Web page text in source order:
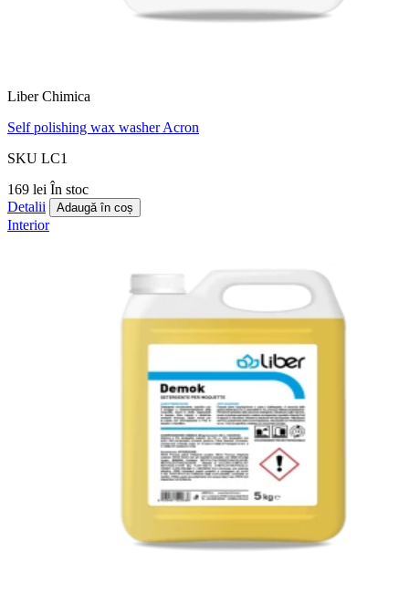
Liber Chimica
Self polishing wax washer Acron
SKU LC1
169 lei În stoc
Detalii
Adaugă în coș
Interior